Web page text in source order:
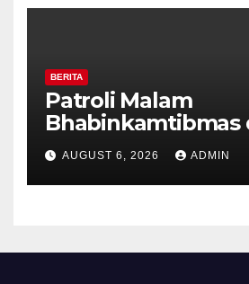
BERITA
Patroli Malam
Bhabinkamtibmas
Pilar Kelurahan
Perkuat
Diajak Aktifkan
AUGUST 6, 2026 ADMIN